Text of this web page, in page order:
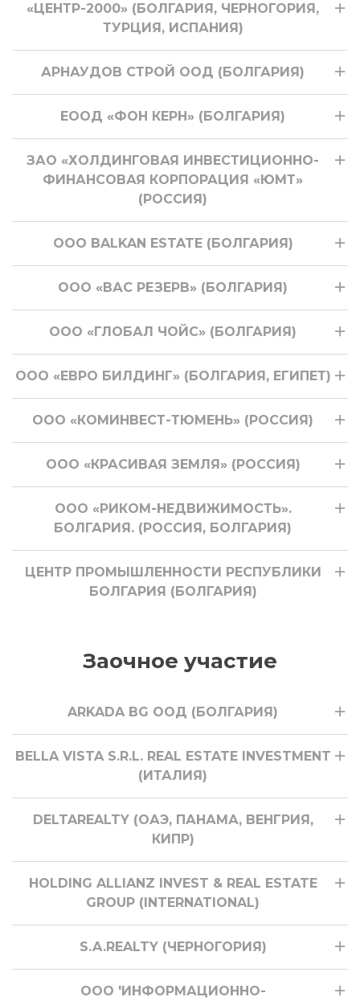
«ЦЕНТР-2000» (БОЛГАРИЯ, ЧЕРНОГОРИЯ,
ТУРЦИЯ, ИСПАНИЯ)
АРНАУДОВ СТРОЙ ООД (БОЛГАРИЯ)
ЕООД «ФОН КЕРН» (БОЛГАРИЯ)
ЗАО «ХОЛДИНГОВАЯ ИНВЕСТИЦИОННО-
ФИНАНСОВАЯ КОРПОРАЦИЯ «ЮМТ»
(РОССИЯ)
ООО BALKAN ESTATE (БОЛГАРИЯ)
ООО «ВАС РЕЗЕРВ» (БОЛГАРИЯ)
ООО «ГЛОБАЛ ЧОЙС» (БОЛГАРИЯ)
ООО «ЕВРО БИЛДИНГ» (БОЛГАРИЯ, ЕГИПЕТ)
ООО «КОМИНВЕСТ-ТЮМЕНЬ» (РОССИЯ)
ООО «КРАСИВАЯ ЗЕМЛЯ» (РОССИЯ)
ООО «РИКОМ-НЕДВИЖИМОСТЬ».
БОЛГАРИЯ. (РОССИЯ, БОЛГАРИЯ)
ЦЕНТР ПРОМЫШЛЕННОСТИ РЕСПУБЛИКИ
БОЛГАРИЯ (БОЛГАРИЯ)
Заочное участие
ARKADA BG ООД (БОЛГАРИЯ)
BELLA VISTA S.R.L. REAL ESTATE INVESTMENT
(ИТАЛИЯ)
DELTAREALTY (ОАЭ, ПАНАМА, ВЕНГРИЯ,
КИПР)
HOLDING ALLIANZ INVEST & REAL ESTATE
GROUP (INTERNATIONAL)
S.A.REALTY (ЧЕРНОГОРИЯ)
ООО 'ИНФОРМАЦИОННО-